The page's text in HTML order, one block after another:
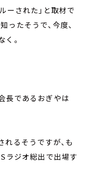
ーされた」と取材で
たそうで、今度、
く。
長であるおぎやは
るそうですが、も
ラジオ総出で出場す